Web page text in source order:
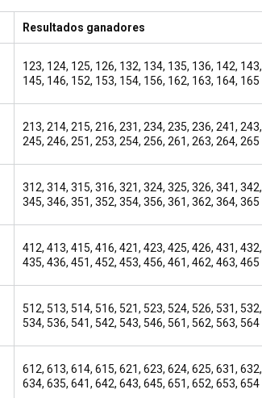
Resultados ganadores
123, 124, 125, 126, 132, 134, 135, 136, 142, 143,
145, 146, 152, 153, 154, 156, 162, 163, 164, 165
213, 214, 215, 216, 231, 234, 235, 236, 241, 243,
245, 246, 251, 253, 254, 256, 261, 263, 264, 265
312, 314, 315, 316, 321, 324, 325, 326, 341, 342,
345, 346, 351, 352, 354, 356, 361, 362, 364, 365
412, 413, 415, 416, 421, 423, 425, 426, 431, 432,
435, 436, 451, 452, 453, 456, 461, 462, 463, 465
512, 513, 514, 516, 521, 523, 524, 526, 531, 532,
534, 536, 541, 542, 543, 546, 561, 562, 563, 564
612, 613, 614, 615, 621, 623, 624, 625, 631, 632,
634, 635, 641, 642, 643, 645, 651, 652, 653, 654